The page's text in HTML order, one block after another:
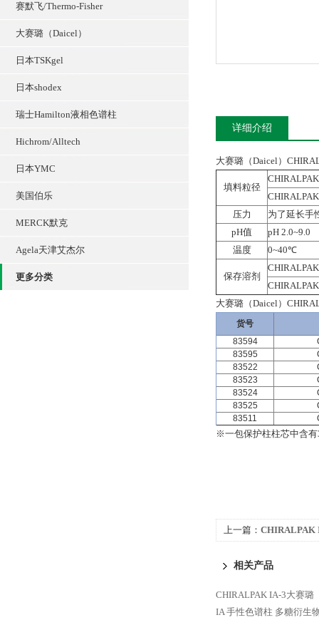
赛默飞/Thermo-Fisher
大赛璐（Daicel）
日本TSKgel
日本shodex
瑞士Hamilton液相色谱柱
Hichrom/Alltech
日本YMC
美国伯乐
MERCK默克
Agela天津艾杰尔
更多分类
详细介绍
大赛璐（Daicel）
填料粒径
压力
为了延长手
pH值
pH 2.0~9.0
温度
0~40℃
保存溶剂
大赛璐（Daicel）
货号
83594
83595
83522
83523
83524
83525
83511
※一包保护柱柱芯中含
上一篇： CHIRALPAK
型手性色谱柱
相关产品
CHIRALPAK IA-3大赛璐
IA 手性色谱柱 多糖衍生